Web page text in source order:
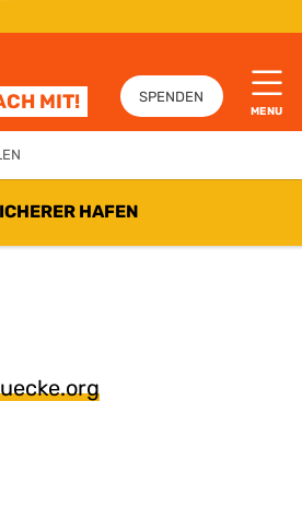
MIT! SPENDEN
MENU
HAFEN